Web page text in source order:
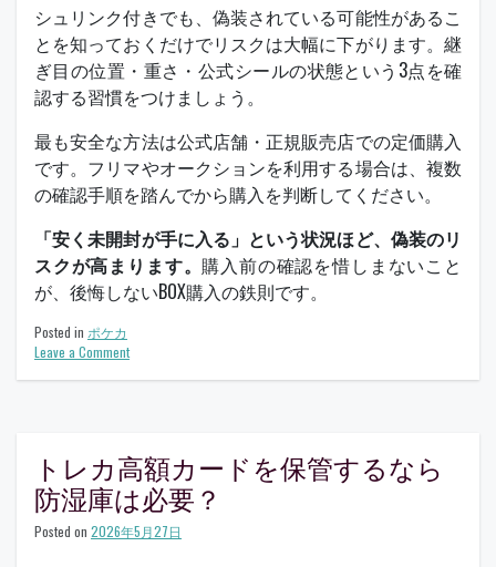
シュリンク付きでも、偽装されている可能性があるこ
とを知っておくだけでリスクは大幅に下がります。継
ぎ目の位置・重さ・公式シールの状態という3点を確
認する習慣をつけましょう。
最も安全な方法は公式店舗・正規販売店での定価購入
です。フリマやオークションを利用する場合は、複数
の確認手順を踏んでから購入を判断してください。
「安く未開封が手に入る」という状況ほど、偽装のリ
スクが高まります。購入前の確認を惜しまないこと
が、後悔しないBOX購入の鉄則です。
Posted in ポケカ
Leave a Commenton
ュ
リ
ン
ク
トレカ高額カードを保管するなら
防湿庫は必要？
Posted on 2026年5月27日